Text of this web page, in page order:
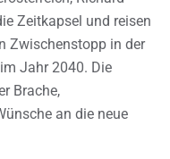
Zeitkapsel und reisen
Zwischenstopp in der
Jahr 2040. Die
Brache,
an die neue